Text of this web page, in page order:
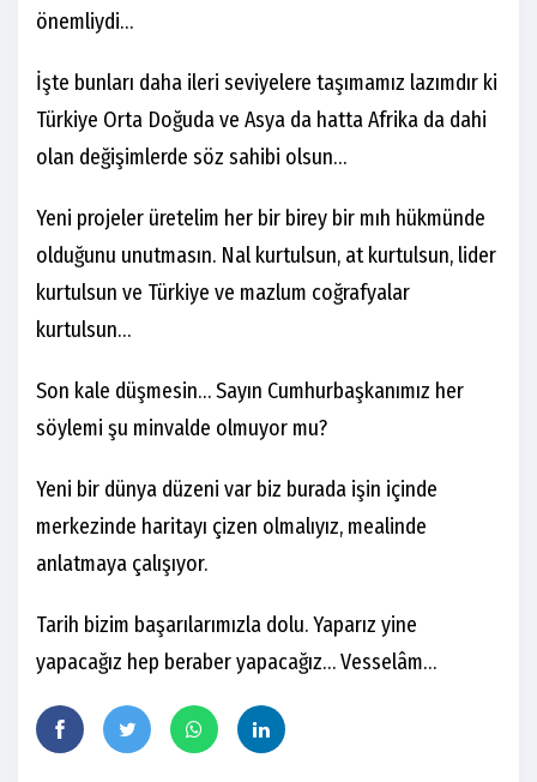
önemliydi…
İşte bunları daha ileri seviyelere taşımamız lazımdır ki
Türkiye Orta Doğuda ve Asya da hatta Afrika da dahi
olan değişimlerde söz sahibi olsun…
Yeni projeler üretelim her bir birey bir mıh hükmünde
olduğunu unutmasın. Nal kurtulsun, at kurtulsun, lider
kurtulsun ve Türkiye ve mazlum coğrafyalar
kurtulsun…
Son kale düşmesin… Sayın Cumhurbaşkanımız her
söylemi şu minvalde olmuyor mu?
Yeni bir dünya düzeni var biz burada işin içinde
merkezinde haritayı çizen olmalıyız, mealinde
anlatmaya çalışıyor.
Tarih bizim başarılarımızla dolu. Yaparız yine
yapacağız hep beraber yapacağız… Vesselâm…